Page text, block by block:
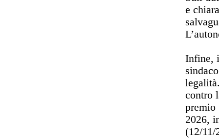
e
Infine,
contro
premio
2026,
(12/